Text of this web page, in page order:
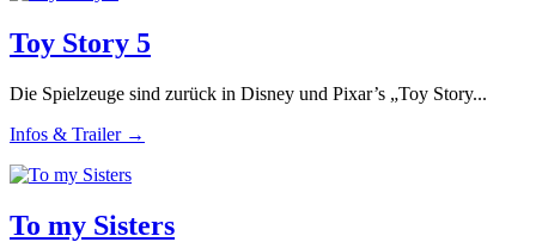
Toy Story 5
Die Spielzeuge sind zurück in Disney und Pixar’s „Toy Story...
Infos & Trailer →
To my Sisters